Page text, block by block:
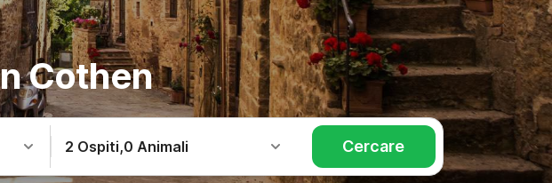
Cothen
2 Ospiti,0 Animali Cercare